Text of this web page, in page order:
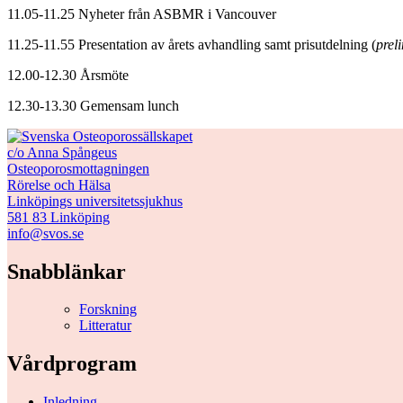
11.05-11.25 Nyheter från ASBMR i Vancouver
11.25-11.55 Presentation av årets avhandling samt prisutdelning (
12.00-12.30 Årsmöte
12.30-13.30 Gemensam lunch
c/o Anna Spångeus
Osteoporosmottagningen
Rörelse och Hälsa
Linköpings universitetssjukhus
581 83 Linköping
info@svos.se
Snabblänkar
Forskning
Litteratur
Vårdprogram